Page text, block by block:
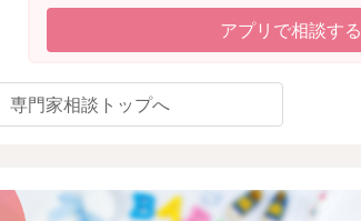
アプリで相談する
専門家相談トップへ